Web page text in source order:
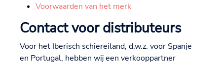
Voorwaarden van het merk
Contact voor distributeurs
Voor het Iberisch schiereiland, d.w.z. voor Spanje
en Portugal, hebben wij een verkooppartner